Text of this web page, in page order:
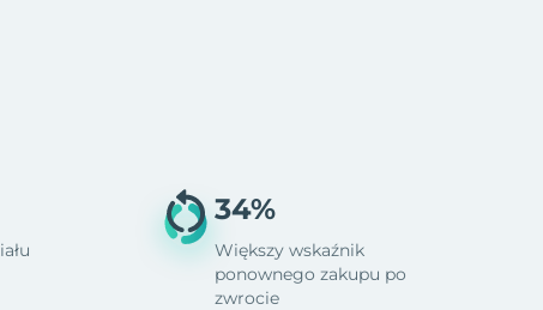
34%
Większy wskaźnik
ponownego zakupu po
zwrocie